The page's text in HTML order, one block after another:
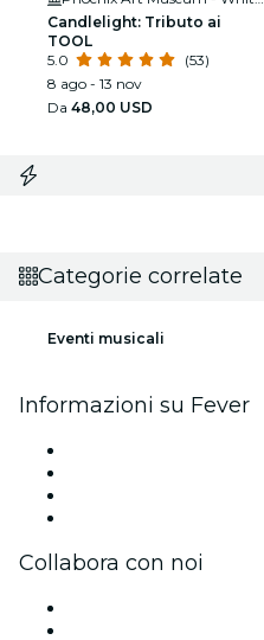
Candlelight: Tributo ai
TOOL
5.0
(53)
8 ago - 13 nov
Da 48,00 USD
Categorie correlate
Eventi musicali
Informazioni su Fever
Collabora con noi